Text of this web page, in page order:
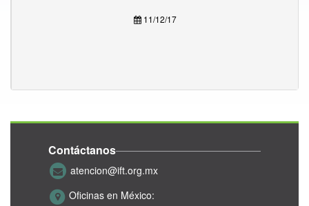
11/12/17
Contáctanos
atencion@ift.org.mx
Oficinas en México: